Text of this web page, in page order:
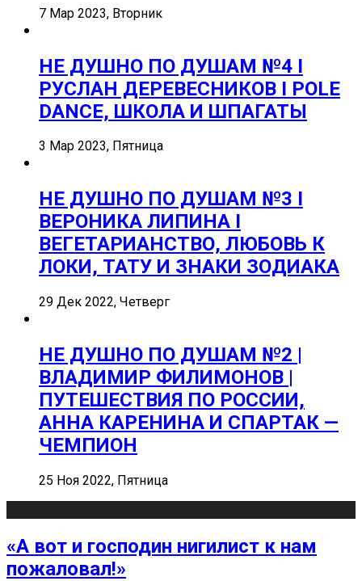
7 Мар 2023, Вторник
НЕ ДУШНО ПО ДУШАМ №4 I
РУСЛАН ДЕРЕВЕСНИКОВ I POLE
DANCE, ШКОЛА И ШПАГАТЫ
3 Мар 2023, Пятница
НЕ ДУШНО ПО ДУШАМ №3 I
ВЕРОНИКА ЛИПИНА I
ВЕГЕТАРИАНСТВО, ЛЮБОВЬ К
ЛОКИ, ТАТУ И ЗНАКИ ЗОДИАКА
29 Дек 2022, Четверг
НЕ ДУШНО ПО ДУШАМ №2 |
ВЛАДИМИР ФИЛИМОНОВ |
ПУТЕШЕСТВИЯ ПО РОССИИ,
АННА КАРЕНИНА И СПАРТАК —
ЧЕМПИОН
25 Ноя 2022, Пятница
«А вот и господин нигилист к нам
пожаловал!»